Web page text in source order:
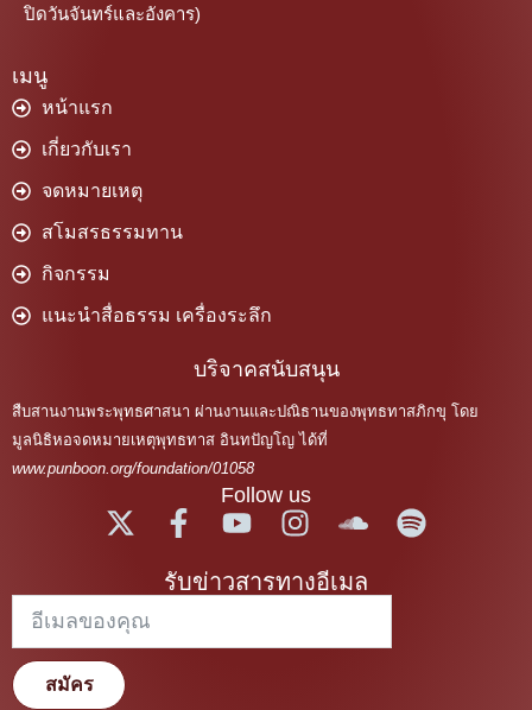
ปิดวันจันทร์และอังคาร)
เมนู
หน้าแรก
เกี่ยวกับเรา
จดหมายเหตุ
สโมสรธรรมทาน
กิจกรรม
แนะนำสื่อธรรม เครื่องระลึก
บริจาคสนับสนุน
สืบสานงานพระพุทธศาสนา ผ่านงานและปณิธานของพุทธทาสภิกขุ โดย
มูลนิธิหอจดหมายเหตุพุทธทาส อินทปัญโญ ได้ที่
www.punboon.org/foundation/01058
Follow us
รับข่าวสารทางอีเมล
สมัคร